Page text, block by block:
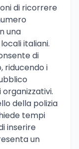
di ricorrere
una
italiani.
di
riducendo i
della polizia
tempi
inserire
un